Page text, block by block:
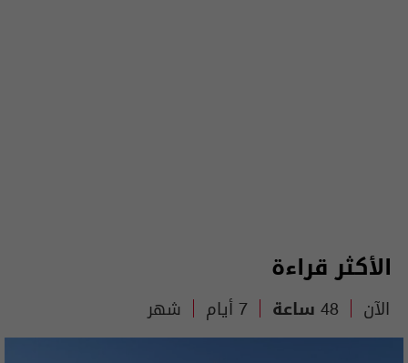
الأكثر قراءة
الآن 48 ساعة 7 أيام شهر